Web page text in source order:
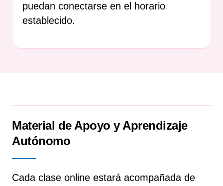
puedan conectarse en el horario
establecido.
Material de Apoyo y Aprendizaje
Autónomo
Cada clase online estará acompañada de